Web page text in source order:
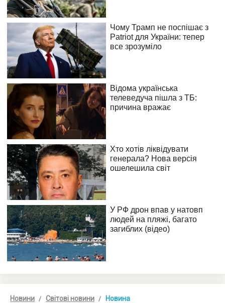
Новини Світові новини Новина